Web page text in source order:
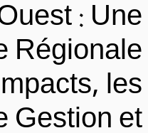
:
Gestion